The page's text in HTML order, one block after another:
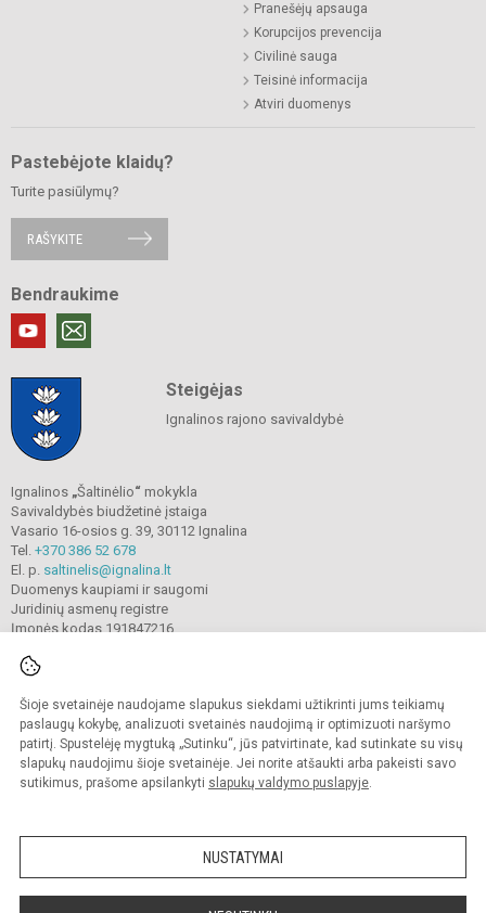
Šioje svetainėje naudojame slapukus siekdami užtikrinti jums teikiamų
paslaugų kokybę, analizuoti svetainės naudojimą ir optimizuoti naršymo
patirtį. Spustelėję mygtuką „Sutinku“, jūs patvirtinate, kad sutinkate su visų
slapukų naudojimu šioje svetainėje. Jei norite atšaukti arba pakeisti savo
sutikimus, prašome apsilankyti slapukų valdymo puslapyje.
NUSTATYMAI
Pranešėjų apsauga
Korupcijos prevencija
Civilinė sauga
Teisinė informacija
Atviri duomenys
Pastebėjote klaidų?
Turite pasiūlymų?
RAŠYKITE
Bendraukime
Steigėjas
Ignalinos rajono savivaldybė
Ignalinos „Šaltinėlio“ mokykla
Savivaldybės biudžetinė įstaiga
Vasario 16-osios g. 39, 30112 Ignalina
Tel. +370 386 52 678
El. p. saltinelis@ignalina.lt
Duomenys kaupiami ir saugomi
Juridinių asmenų registre
Įmonės kodas 191847216
© 2022. Ignalinos„Šaltinėlio “mokykla. Visos teisės saugomos.
Kopijuoti turinį be raštiško gimnazijos sutikimo griežtai draudžiama.
Prieinamumo paraiška Slapukų valdymas
Sumanus būdas atnaujinti